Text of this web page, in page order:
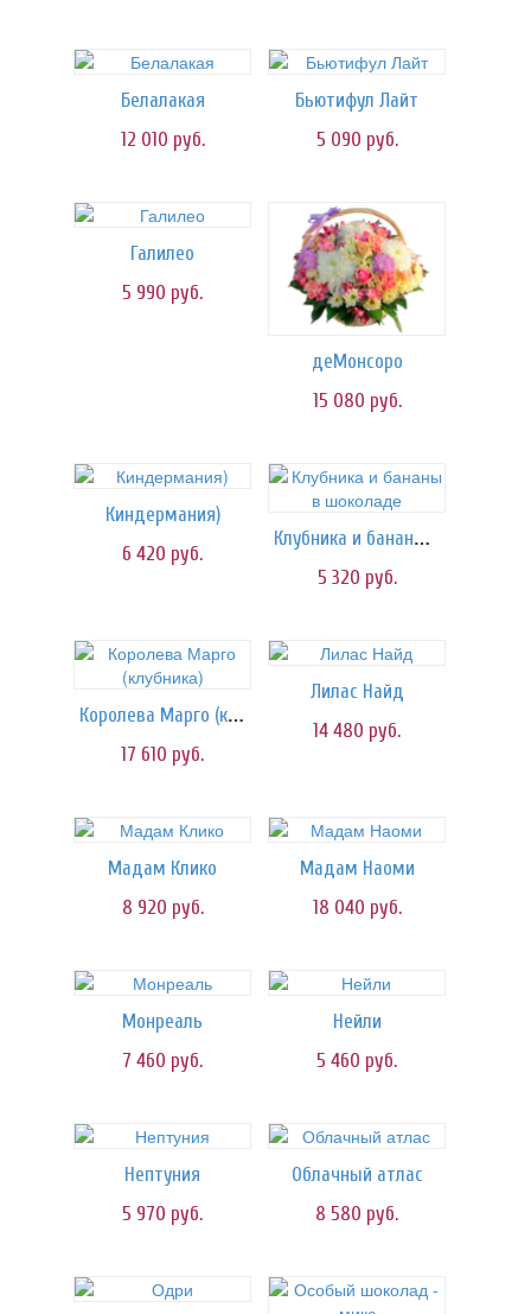
Белалакая
12 010 руб.
Бьютифул Лайт
5 090 руб.
Галилео
5 990 руб.
деМонсоро
15 080 руб.
Киндермания)
6 420 руб.
Клубника и бананы в шоколаде
5 320 руб.
Королева Марго (клубника)
17 610 руб.
Лилас Найд
14 480 руб.
Мадам Клико
8 920 руб.
Мадам Наоми
18 040 руб.
Монреаль
7 460 руб.
Нейли
5 460 руб.
Нептуния
5 970 руб.
Облачный атлас
8 580 руб.